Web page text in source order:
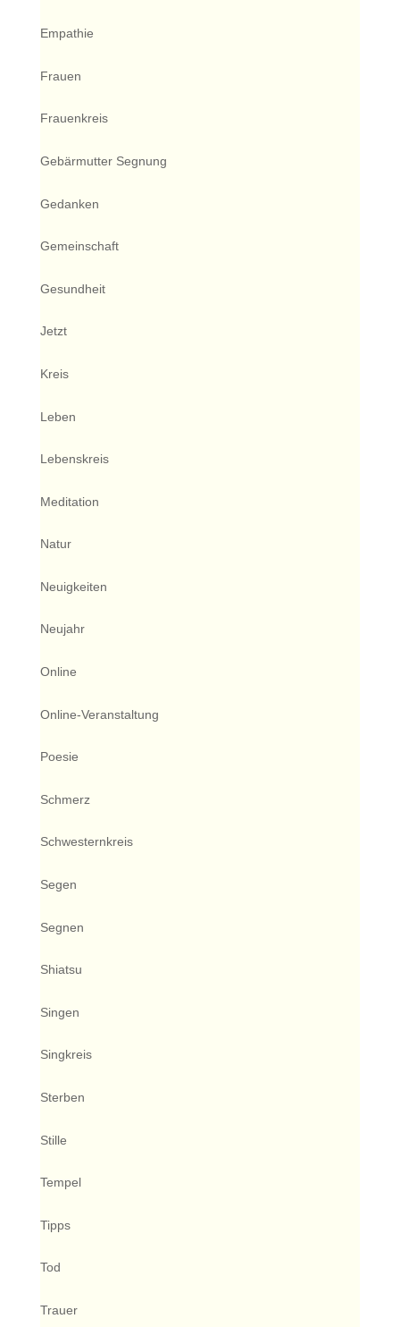
Empathie
Frauen
Frauenkreis
Gebärmutter Segnung
Gedanken
Gemeinschaft
Gesundheit
Jetzt
Kreis
Leben
Lebenskreis
Meditation
Natur
Neuigkeiten
Neujahr
Online
Online-Veranstaltung
Poesie
Schmerz
Schwesternkreis
Segen
Segnen
Shiatsu
Singen
Singkreis
Sterben
Stille
Tempel
Tipps
Tod
Trauer